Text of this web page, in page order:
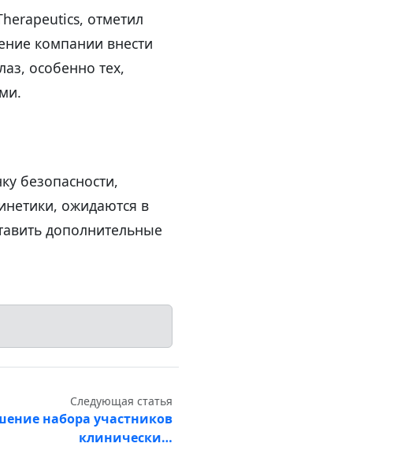
отметил
компании внести
особенно тех,
безопасности,
ожидаются в
дополнительные
Следующая статья
набора участников
клинически…